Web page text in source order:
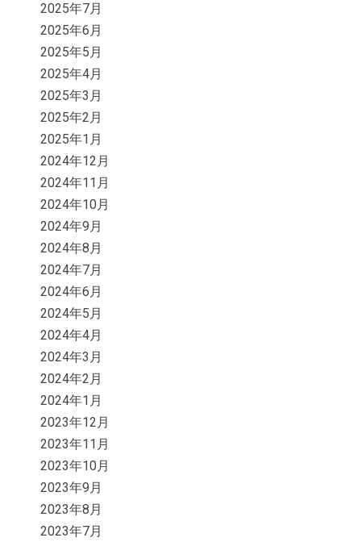
2025年7月
2025年6月
2025年5月
2025年4月
2025年3月
2025年2月
2025年1月
2024年12月
2024年11月
2024年10月
2024年9月
2024年8月
2024年7月
2024年6月
2024年5月
2024年4月
2024年3月
2024年2月
2024年1月
2023年12月
2023年11月
2023年10月
2023年9月
2023年8月
2023年7月